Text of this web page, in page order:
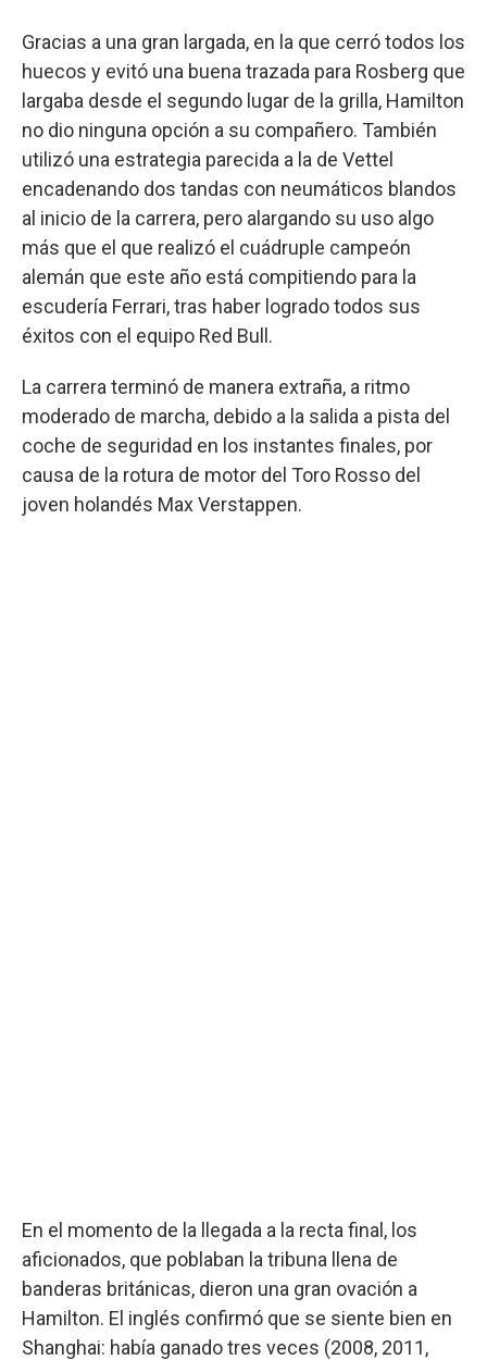
Gracias a una gran largada, en la que cerró todos los
huecos y evitó una buena trazada para Rosberg que
largaba desde el segundo lugar de la grilla, Hamilton
no dio ninguna opción a su compañero. También
utilizó una estrategia parecida a la de Vettel
encadenando dos tandas con neumáticos blandos
al inicio de la carrera, pero alargando su uso algo
más que el que realizó el cuádruple campeón
alemán que este año está compitiendo para la
escudería Ferrari, tras haber logrado todos sus
éxitos con el equipo Red Bull.
La carrera terminó de manera extraña, a ritmo
moderado de marcha, debido a la salida a pista del
coche de seguridad en los instantes finales, por
causa de la rotura de motor del Toro Rosso del
joven holandés Max Verstappen.
En el momento de la llegada a la recta final, los
aficionados, que poblaban la tribuna llena de
banderas británicas, dieron una gran ovación a
Hamilton. El inglés confirmó que se siente bien en
Shanghai: había ganado tres veces (2008, 2011,